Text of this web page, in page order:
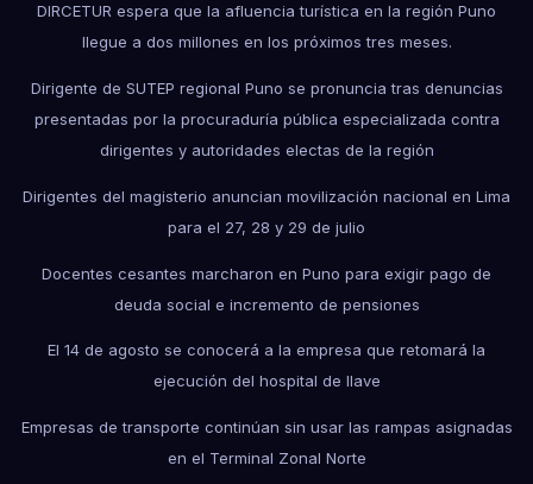
DIRCETUR espera que la afluencia turística en la región Puno
llegue a dos millones en los próximos tres meses.
Dirigente de SUTEP regional Puno se pronuncia tras denuncias
presentadas por la procuraduría pública especializada contra
dirigentes y autoridades electas de la región
Dirigentes del magisterio anuncian movilización nacional en Lima
para el 27, 28 y 29 de julio
Docentes cesantes marcharon en Puno para exigir pago de
deuda social e incremento de pensiones
El 14 de agosto se conocerá a la empresa que retomará la
ejecución del hospital de Ilave
Empresas de transporte continúan sin usar las rampas asignadas
en el Terminal Zonal Norte